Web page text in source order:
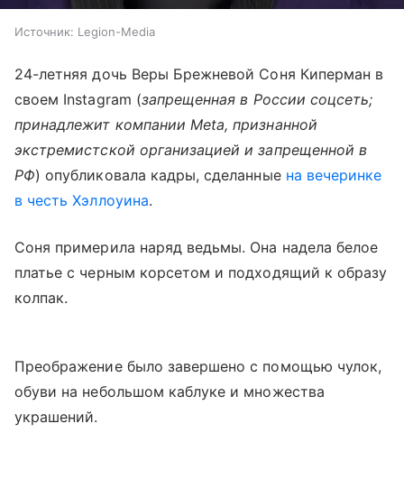
Источник: Legion-Media
24-летняя дочь Веры Брежневой Соня Киперман в
своем Instagram (запрещенная в России соцсеть;
принадлежит компании Meta, признанной
экстремистской организацией и запрещенной в
РФ) опубликовала кадры, сделанные на вечеринке
в честь Хэллоуина.
Соня примерила наряд ведьмы. Она надела белое
платье с черным корсетом и подходящий к образу
колпак.
Преображение было завершено с помощью чулок,
обуви на небольшом каблуке и множества
украшений.